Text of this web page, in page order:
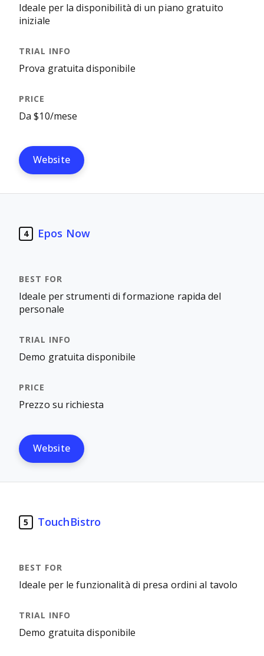
Ideale per la disponibilità di un piano gratuito
iniziale
Prova gratuita disponibile
Da $10/mese
Website
4 Epos Now
Ideale per strumenti di formazione rapida del
personale
Demo gratuita disponibile
Prezzo su richiesta
Website
5 TouchBistro
Ideale per le funzionalità di presa ordini al tavolo
Demo gratuita disponibile